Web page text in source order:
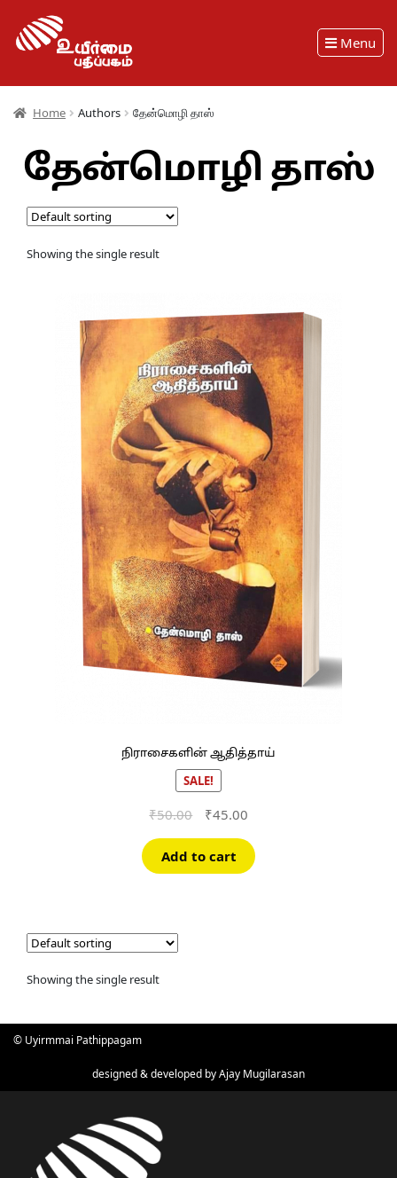
Menu
Home Authors தேன்மொழி தாஸ்
தேன்மொழி தாஸ்
Showing the single result
நிராசைகளின் ஆதித்தாய்
SALE!
₹50.00
Original
was:
₹50.00.
₹45.00Current
is:
₹45.00.
Add to cart
Showing the single result
© Uyirmmai Pathippagam
designed & developed byAjay Mugilarasan